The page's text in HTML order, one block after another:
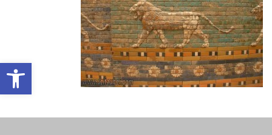
פתח